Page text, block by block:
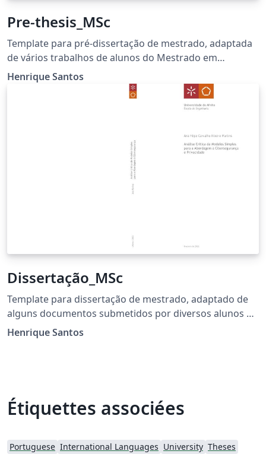
Pre-thesis_MSc
Template para pré-dissertação de mestrado, adaptada
de vários trabalhos de alunos do Mestrado em
Engenharia e Gestão de Sistemas de Informação, da
Escola de Engenharia, da Universidade do Minho.
Henrique Santos
Dissertação_MSc
Template para dissertação de mestrado, adaptado de
alguns documentos submetidos por diversos alunos do
Mestrado em Sistemas de Informação, da Escola de
Engenharia, da Universidade do Minho.
Henrique Santos
Étiquettes associées
Portuguese International Languages University Theses